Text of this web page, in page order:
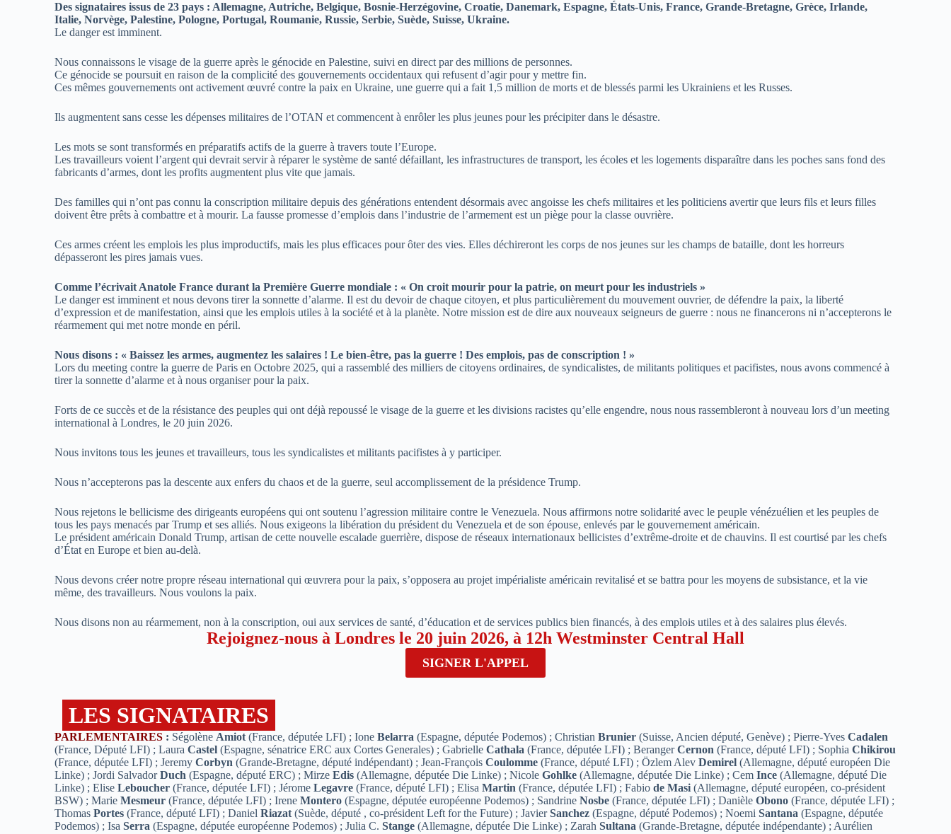
Des signataires issus de 23 pays : Allemagne, Autriche, Belgique, Bosnie-Herzégovine, Croatie, Danemark, Espagne, États-Unis, France, Grande-Bretagne, Grèce, Irlande,
Italie, Norvège, Palestine, Pologne, Portugal, Roumanie, Russie, Serbie, Suède, Suisse, Ukraine.
Le danger est imminent.
Nous connaissons le visage de la guerre après le génocide en Palestine, suivi en direct par des millions de personnes.
Ce génocide se poursuit en raison de la complicité des gouvernements occidentaux qui refusent d’agir pour y mettre fin.
Ces mêmes gouvernements ont activement œuvré contre la paix en Ukraine, une guerre qui a fait 1,5 million de morts et de blessés parmi les Ukrainiens et les Russes.
Ils augmentent sans cesse les dépenses militaires de l’OTAN et commencent à enrôler les plus jeunes pour les précipiter dans le désastre.
Les mots se sont transformés en préparatifs actifs de la guerre à travers toute l’Europe.
Les travailleurs voient l’argent qui devrait servir à réparer le système de santé défaillant, les infrastructures de transport, les écoles et les logements disparaître dans les poches sans fond des
fabricants d’armes, dont les profits augmentent plus vite que jamais.
Des familles qui n’ont pas connu la conscription militaire depuis des générations entendent désormais avec angoisse les chefs militaires et les politiciens avertir que leurs fils et leurs filles
doivent être prêts à combattre et à mourir. La fausse promesse d’emplois dans l’industrie de l’armement est un piège pour la classe ouvrière.
Ces armes créent les emplois les plus improductifs, mais les plus efficaces pour ôter des vies. Elles déchireront les corps de nos jeunes sur les champs de bataille, dont les horreurs
dépasseront les pires jamais vues.
Comme l’écrivait Anatole France durant la Première Guerre mondiale : « On croit mourir pour la patrie, on meurt pour les industriels »
Le danger est imminent et nous devons tirer la sonnette d’alarme. Il est du devoir de chaque citoyen, et plus particulièrement du mouvement ouvrier, de défendre la paix, la liberté
d’expression et de manifestation, ainsi que les emplois utiles à la société et à la planète. Notre mission est de dire aux nouveaux seigneurs de guerre : nous ne financerons ni n’accepterons le
réarmement qui met notre monde en péril.
Nous disons : « Baissez les armes, augmentez les salaires !Le bien-être, pas la guerre ! Des emplois, pas de conscription ! »
Lors du meeting contre la guerre de Paris en Octobre 2025, qui a rassemblé des milliers de citoyens ordinaires, de syndicalistes, de militants politiques et pacifistes, nous avons commencé à
tirer la sonnette d’alarme et à nous organiser pour la paix.
Forts de ce succès et de la résistance des peuples qui ont déjà repoussé le visage de la guerre et les divisions racistes qu’elle engendre, nous nous rassembleront à nouveau lors d’un meeting
international à Londres, le 20 juin 2026.
Nous invitons tous les jeunes et travailleurs, tous les syndicalistes et militants pacifistes à y participer.
Nous n’accepterons pas la descente aux enfers du chaos et de la guerre, seul accomplissement de la présidence Trump.
Nous rejetons le bellicisme des dirigeants européens qui ont soutenu l’agression militaire contre le Venezuela. Nous affirmons notre solidarité avec le peuple vénézuélien et les peuples de
tous les pays menacés par Trump et ses alliés. Nous exigeons la libération du président du Venezuela et de son épouse, enlevés par le gouvernement américain.
Le président américain Donald Trump, artisan de cette nouvelle escalade guerrière, dispose de réseaux internationaux bellicistes d’extrême-droite et de chauvins. Il est courtisé par les chefs
d’État en Europe et bien au-delà.
Nous devons créer notre propre réseau international qui œuvrera pour la paix, s’opposera au projet impérialiste américain revitalisé et se battra pour les moyens de subsistance, et la vie
même, des travailleurs. Nous voulons la paix.
Nous disons non au réarmement, non à la conscription, oui aux services de santé, d’éducation et de services publics bien financés, à des emplois utiles et à des salaires plus élevés.
Rejoignez-nous à Londres le 20 juin 2026, à 12h Westminster Central Hall
SIGNER L'APPEL
LES SIGNATAIRES
PARLEMENTAIRES : Ségolène Amiot (France, députée LFI) ; IoneBelarra (Espagne, députée Podemos) ; ChristianBrunier (Suisse, Ancien député, Genève) ; Pierre-YvesCadalen
(France, Député LFI) ; LauraCastel (Espagne, sénatrice ERC aux Cortes Generales) ; GabrielleCathala (France, députée LFI) ; BerangerCernon (France, député LFI) ; SophiaChikirou
(France, députée LFI) ; JeremyCorbyn (Grande-Bretagne, député indépendant) ; Jean-FrançoisCoulomme (France, député LFI) ; Özlem AlevDemirel (Allemagne, député européen Die
Linke) ; Jordi SalvadorDuch (Espagne, député ERC) ; MirzeEdis (Allemagne, députée Die Linke) ; NicoleGohlke (Allemagne, députée Die Linke) ; CemInce (Allemagne, député Die
Linke) ; EliseLeboucher (France, députée LFI) ; JéromeLegavre (France, député LFI) ; ElisaMartin (France, députée LFI) ; Fabiode Masi (Allemagne, député européen, co-président
BSW) ; MarieMesmeur (France, députée LFI) ; IreneMontero (Espagne, députée européenne Podemos) ; SandrineNosbe (France, députée LFI) ; DanièleObono (France, députée LFI) ;
ThomasPortes (France, député LFI) ; DanielRiazat (Suède, député , co-président Left for the Future) ; JavierSanchez (Espagne, député Podemos) ; NoemiSantana (Espagne, députée
Podemos) ; IsaSerra (Espagne, députée européenne Podemos) ; Julia C.Stange (Allemagne, députée Die Linke) ; ZarahSultana (Grande-Bretagne, députée indépendante) ; Aurélien